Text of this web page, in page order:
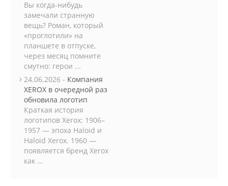
Вы когда-нибудь
замечали странную
вещь? Роман, который
«проглотили» на
планшете в отпуске,
через месяц помните
смутно: герои ...
24.06.2026 - Компания
XEROX в очередной раз
обновила логотип
Краткая история
логотипов Xerox: 1906–
1957 — эпоха Haloid и
Haloid Xerox. 1960 —
появляется бренд Xerox
как ...